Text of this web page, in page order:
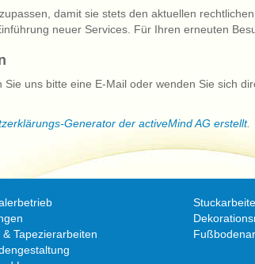
damit sie stets den aktuellen
neuer Services. Für Ihren erneuten
uns bitte eine E-Mail oder wenden Sie sich
Generator der activeMind AG erstellt.
& Tapezierarbeiten